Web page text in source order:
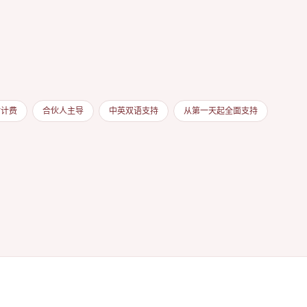
费 合伙人主导 中英双语支持 从第一天起全面支持